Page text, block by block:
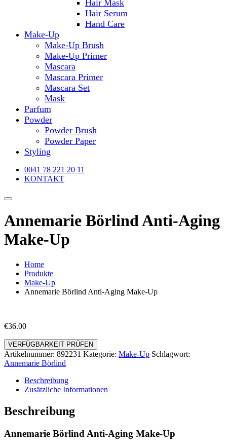
Hair Mask
Hair Serum
Hand Care
Make-Up
Make-Up Brush
Make-Up Primer
Mascara
Mascara Primer
Mascara Set
Mask
Parfum
Powder
Powder Brush
Powder Paper
Styling
0041 78 221 20 11
KONTAKT
Annemarie Börlind Anti-Aging
Make-Up
Home
Produkte
Make-Up
Annemarie Börlind Anti-Aging Make-Up
€36.00
VERFÜGBARKEIT PRÜFEN
Artikelnummer: 892231 Kategorie: Make-Up Schlagwort:
Annemarie Börlind
Beschreibung
Zusätzliche Informationen
Beschreibung
Annemarie Börlind Anti-Aging Make-Up